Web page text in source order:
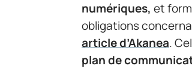
numériques, et
obligations
article d’Akanea.
plan de